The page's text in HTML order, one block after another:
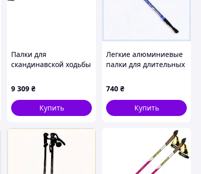
Палки для
скандинавской ходьбы
115 см
9 309 ₴
Купить
Легкие алюминиевые
палки для длительных
740 ₴
Купить